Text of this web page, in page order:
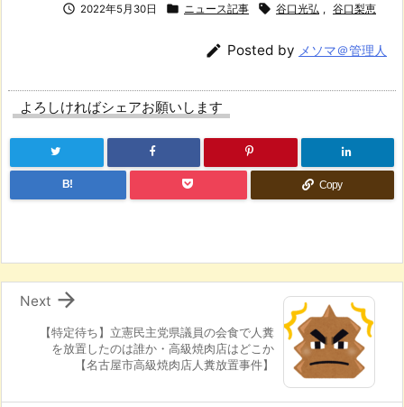
 2022年5月30日  ニュース記事  谷口光弘 , 谷口梨恵
 Posted by メソマ＠管理人
よろしければシェアお願いします
B! Copy
【特定待ち】立憲民主党県議員の会食で人糞
を放置したのは誰か・高級焼肉店はどこか
【名古屋市高級焼肉店人糞放置事件】

Next